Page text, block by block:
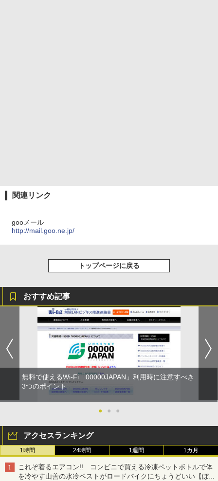
関連リンク
gooメール
http://mail.goo.ne.jp/
トップページに戻る
おすすめ記事
無料で使えるWi-Fi「00000JAPAN」利用時に注意すべき
3つのポイント
● ● ●
アクセスランキング
1時間 24時間 1週間 1カ月
これぞ着るエアコン!! コンビニで買える冷凍ペットボトルで体
を冷やす山善の水冷ベストがロードバイクにちょうどいい【ぼっ